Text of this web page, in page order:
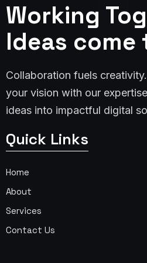
Working
Ideas come
Collaboration fuels
your vision with our
ideas into impactful digital
Quick Links
Home
About
Services
Contact Us